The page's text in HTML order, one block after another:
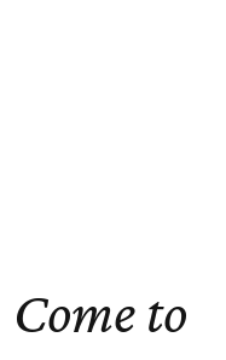
Come to